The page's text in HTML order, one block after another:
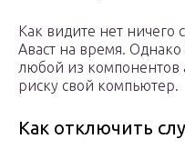
Как видите нет ничего
Аваст на время.
любой из компонентов
риску свой компьютер.
Как отключить